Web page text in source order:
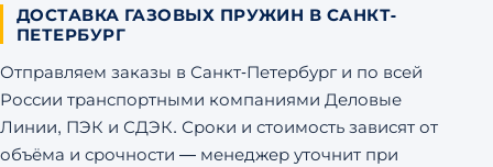
ДОСТАВКА ГАЗОВЫХ ПРУЖИН В САНКТ-
ПЕТЕРБУРГ
Отправляем заказы в Санкт-Петербург и по всей
России транспортными компаниями Деловые
Линии, ПЭК и СДЭК. Сроки и стоимость зависят от
объёма и срочности — менеджер уточнит при